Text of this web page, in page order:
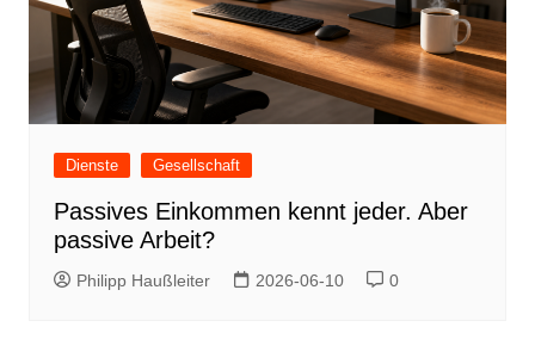
Dienste Gesellschaft
Passives Einkommen kennt jeder. Aber
passive Arbeit?
Philipp Haußleiter 2026-06-10 0